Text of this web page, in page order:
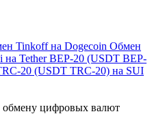
Tinkoff на Dogecoin Обмен
на Tether BEP-20 (USDT BEP-
20 (USDT TRC-20) на SUI
обмену цифровых валют